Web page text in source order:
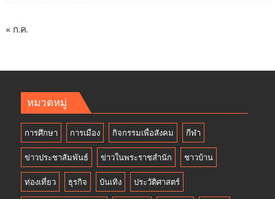
« ก.ค.
หมวดหมู่
การศึกษา การเมือง กิจกรรมเพื่อสังคม กีฬา
ข่าวประชาสัมพันธ์ ข่าวในพระราชสำนัก ชาวบ้าน
ท่องเที่ยว ธุรกิจ บันเทิง ประวัติศาสตร์